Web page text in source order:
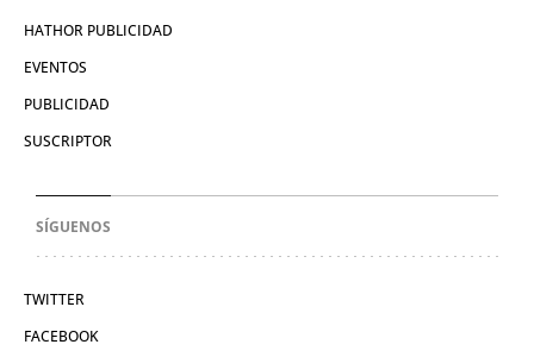
HATHOR PUBLICIDAD
EVENTOS
PUBLICIDAD
SUSCRIPTOR
SÍGUENOS
TWITTER
FACEBOOK